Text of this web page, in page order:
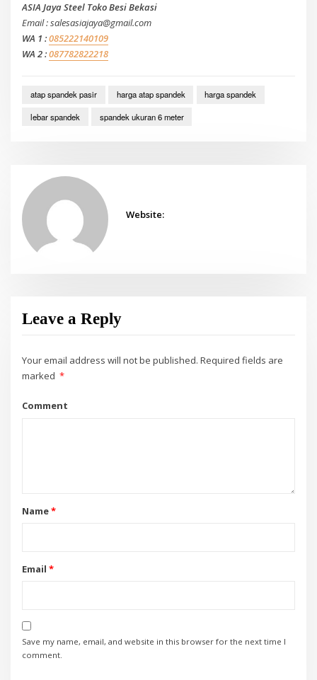
ASIA Jaya Steel Toko Besi Bekasi
Email : salesasiajaya@gmail.com
WA 1 :085222140109
WA 2 :087782822218
atap spandek pasir harga atap spandek
harga spandek
lebar spandek
spandek ukuran 6 meter
Website:
Leave a Reply
Your email address will not be published. Required fields are
marked *
Comment
Name*
Email *
Save my name, email, and website in this browser for the next time I
comment.